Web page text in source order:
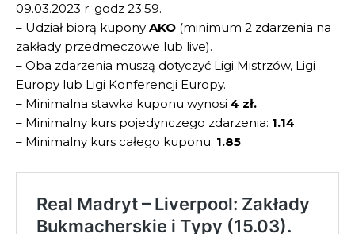
09.03.2023 r. godz 23:59.
– Udział biorą kupony AKO (minimum 2 zdarzenia na
zakłady przedmeczowe lub live).
– Oba zdarzenia muszą dotyczyć Ligi Mistrzów, Ligi
Europy lub Ligi Konferencji Europy.
– Minimalna stawka kuponu wynosi 4 zł.
– Minimalny kurs pojedynczego zdarzenia: 1.14.
– Minimalny kurs całego kuponu: 1.85.